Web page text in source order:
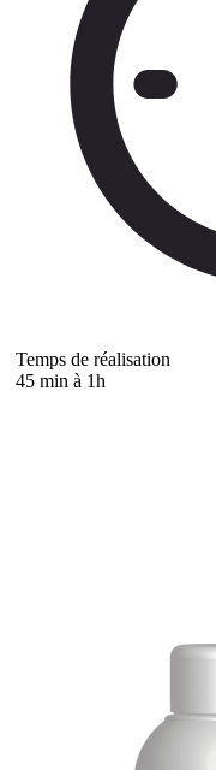
Temps de réalisation
45 min à 1h